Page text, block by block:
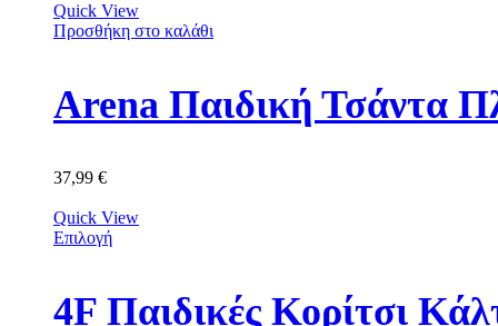
Quick View
Προσθήκη στο καλάθι
Arena Παιδική Τσάντα
37,99 €
Quick View
Επιλογή